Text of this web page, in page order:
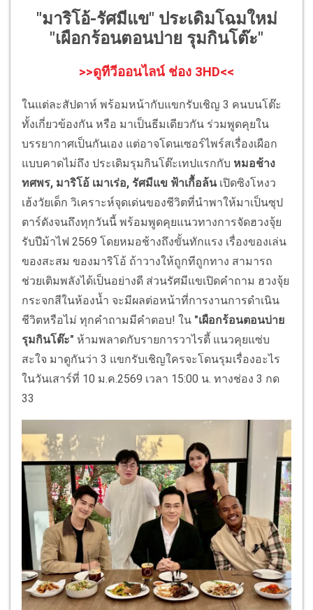
"มาริโอ้-รัศมีแข" ประเดิมโฉมใหม่
"เผือกร้อนตอนบ่าย รุมกินโต๊ะ"
>>ดูทีวีออนไลน์ ช่อง 3HD<<
ในแต่ละสัปดาห์ พร้อมหน้ากับแขกรับเชิญ 3 คนบนโต๊ะ
ทั้งเกี่ยวข้องกัน หรือ มาเป็นธีมเดียวกัน ร่วมพูดคุยใน
บรรยากาศเป็นกันเอง แต่อาจโดนเซอร์ไพร์สเรื่องเผือก
แบบคาดไม่ถึง ประเดิมรุมกินโต๊ะเทปแรกกับ หมอช้าง
ทศพร, มาริโอ้ เมาเร่อ, รัศมีแข ฟ้าเกื้อล้นเปิดซิงโหงว
เฮ้งวัยเด็ก วิเคราะห์จุดเด่นของชีวิตที่นำพาให้มาเป็นซุป
ตาร์ดังจนถึงทุกวันนี้ พร้อมพูดคุยแนวทางการจัดฮวงจุ้ย
รับปีม้าไฟ 2569 โดยหมอช้างถึงขั้นทักแรง เรื่องของเล่น
ของสะสม ของมาริโอ้ ถ้าวางให้ถูกทีถูกทาง สามารถ
ช่วยเติมพลังได้เป็นอย่างดี ส่วนรัศมีแขเปิดคำถาม ฮวงจุ้ย
กระจกสีในห้องน้ำ จะมีผลต่อหน้าที่การงานการดำเนิน
ชีวิตหรือไม่ ทุกคำถามมีคำตอบ! ใน "เผือกร้อนตอนบ่าย
รุมกินโต๊ะ" ห้ามพลาดกับรายการวาไรตี้ แนวคุยแซ่บ
สะใจ มาดูกันว่า 3 แขกรับเชิญใครจะโดนรุมเรื่องอะไร
ในวันเสาร์ที่ 10 ม.ค.2569 เวลา 15:00 น. ทางช่อง 3 กด
33